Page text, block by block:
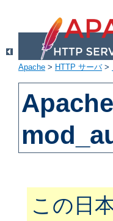
Apache > HTTP サーバ>
この日